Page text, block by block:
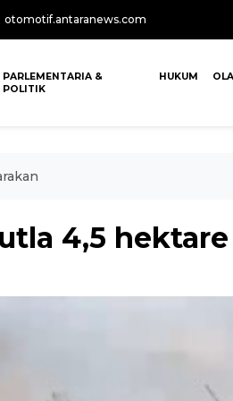
otomotif.antaranews.com
PARLEMENTARIA &
POLITIK
HUKUM
4,5